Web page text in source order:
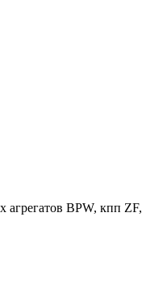
BPW, кпп